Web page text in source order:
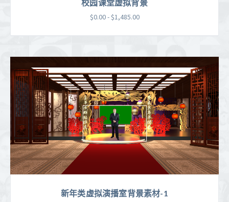
校园课堂虚拟背景
$0.00 - $1,485.00
新年类虚拟演播室背景素材-1